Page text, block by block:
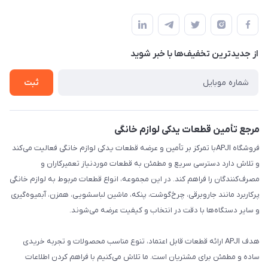
لیست محصولات
درباره ما
قوانین و مقررات
حریم خصوصی
راهنما
از جدید‌ترین تخفیف‌ها با‌ خبر شوید
ثبت
مرجع تأمین قطعات یدکی لوازم خانگی
فروشگاه APJIبا تمرکز بر تأمین و عرضه قطعات یدکی لوازم خانگی فعالیت می‌کند
و تلاش دارد دسترسی سریع و مطمئن به قطعات موردنیاز تعمیرکاران و
مصرف‌کنندگان را فراهم کند. در این مجموعه، انواع قطعات مربوط به لوازم خانگی
پرکاربرد مانند جاروبرقی، چرخ‌گوشت، پنکه، ماشین لباسشویی، همزن، آبمیوه‌گیری
و سایر دستگاه‌ها با دقت در انتخاب و کیفیت عرضه می‌شوند.
هدف APJI ارائه قطعات قابل اعتماد، تنوع مناسب محصولات و تجربه خریدی
ساده و مطمئن برای مشتریان است. ما تلاش می‌کنیم با فراهم کردن اطلاعات